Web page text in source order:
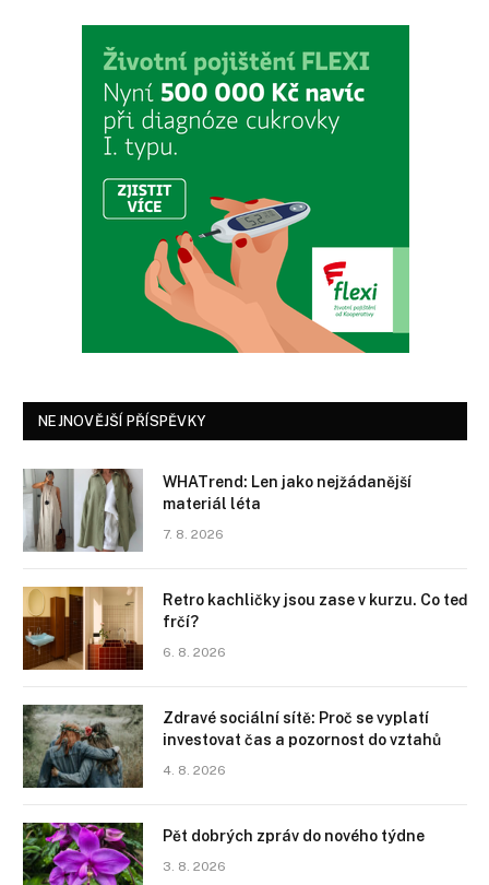
NEJNOVĚJŠÍ PŘÍSPĚVKY
WHATrend: Len jako nejžádanější
materiál léta
7. 8. 2026
Retro kachličky jsou zase v kurzu. Co teď
frčí?
6. 8. 2026
Zdravé sociální sítě: Proč se vyplatí
investovat čas a pozornost do vztahů
4. 8. 2026
Pět dobrých zpráv do nového týdne
3. 8. 2026